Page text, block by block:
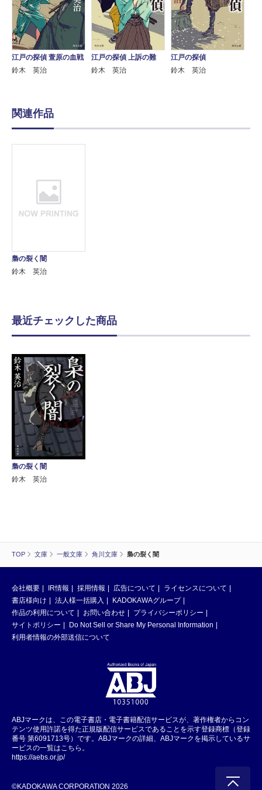
TOP 文庫 一般文庫 角川文庫 梟の裂く闇
江戸の探偵 萱原の血戦
鈴木 英治
江戸の探偵 上訴の難
鈴木 英治
江戸の探偵
鈴木 英治
関連作品
梟の裂く闇
鈴木 英治
最近チェックした商品
梟の裂く闇
鈴木 英治
会社概要 IR情報 採用情報 広告について
ライセンスについて
書店様向け
法人様一括購入
KADOKAWAグループ
作品の利用について
お問い合わせ
プライバシーポリシー
サイトポリシー
Do Not Sell or Share My Personal Information
利用者情報の外部送信について
ABJマークは、この電子書店・電子書籍配信サービスが、著作権者からコン
テンツ使用許諾を得た正規版配信サービスであることを示す登録商標（登録
番号 第6091713号）です。ABJマークの詳細、ABJマークを掲示しているサ
ービスの一覧はこちら。
https://aebs.or.jp/
©KADOKAWA CORPORATION 2026